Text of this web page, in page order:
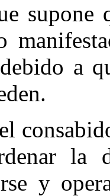
supone
a
la
y